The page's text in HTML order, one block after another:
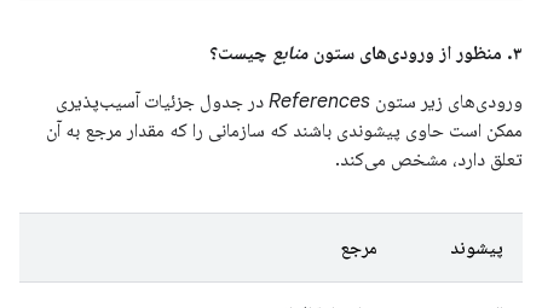
۳. منظور از ورودی‌های ستون منابع چیست؟
ورودی‌های زیر ستون References در جدول جزئیات آسیب‌پذیری
ممکن است حاوی پیشوندی باشند که سازمانی را که مقدار مرجع به آن
تعلق دارد، مشخص می‌کند.
پیشوند مرجع